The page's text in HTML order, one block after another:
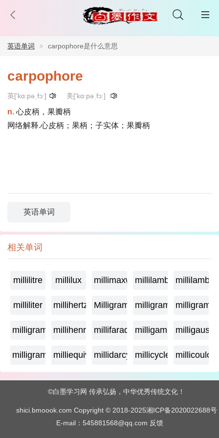
英语单词 carpophore是什么意思
carpophore
英['kɑ:pəˌfɔ:] 美['kɑ:pəˌfɔ:]
n. 心皮柄，果瓣柄
网络解释.心皮柄；果柄；子实体；果瓣柄
英语单词
相关单词
millilitre millilux millimaxwellmillilambda
milliliter millihertz Milligramagemilligrame
milligrammemillihenry millifarad milligammamilligauss
milligram milliequivalentmillidarcy millicycle
©白墨学习网 传承弘扬，中华优秀传统文化！
shici.bmoook.com Copyright © 2018-2025湘ICP备2020022688号
E-mail：545881568@qq.com 反馈